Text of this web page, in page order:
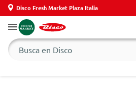
Disco Fresh Market Plaza Italia